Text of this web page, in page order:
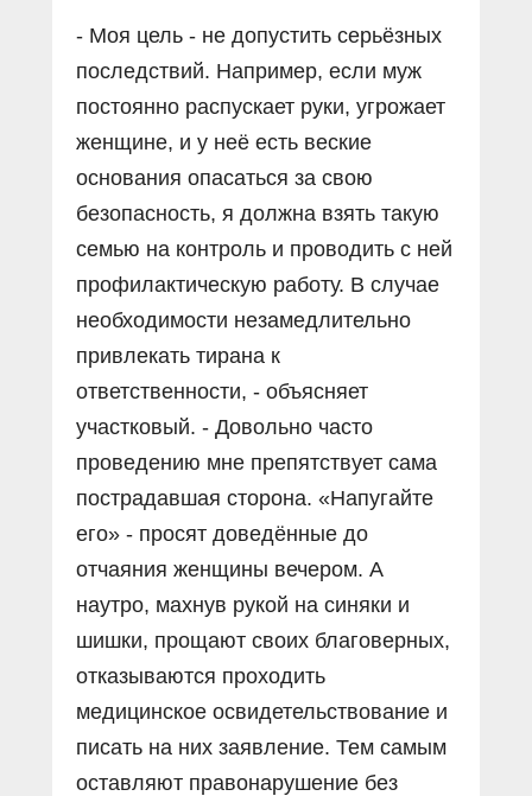
- Моя цель - не допустить серьёзных
последствий. Например, если муж
постоянно распускает руки, угрожает
женщине, и у неё есть веские
основания опасаться за свою
безопасность, я должна взять такую
семью на контроль и проводить с ней
профилактическую работу. В случае
необходимости незамедлительно
привлекать тирана к
ответственности, - объясняет
участковый. - Довольно часто
проведению мне препятствует сама
пострадавшая сторона. «Напугайте
его» - просят доведённые до
отчаяния женщины вечером. А
наутро, махнув рукой на синяки и
шишки, прощают своих благоверных,
отказываются проходить
медицинское освидетельствование и
писать на них заявление. Тем самым
оставляют правонарушение без